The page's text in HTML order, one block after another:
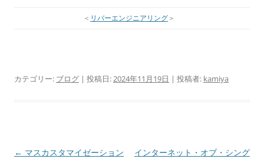
＜ リバーエンジニアリング＞
カテゴリー: ブログ | 投稿日:2024年11月19日 | 投稿者: kamiya
投
← マスカスタマイゼーション
インターネット・オブ・シング